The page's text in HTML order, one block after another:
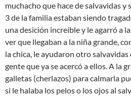
muchacho que hace de salvavidas y
3 de la familia estaban siendo
una desición increíble y le agarró a
ver que llegaban a la niña grande,
la chica, le ayudaron otro
gente que ya se acercó a ellos. A la
galletas (cherlazos) para calmarla
si le halaba los pelos o los ojos al